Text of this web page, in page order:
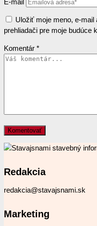
E-mail
Uložiť moje meno, e-
prehliadači pre moje budúce
Komentár *
Redakcia
redakcia@stavajsnami.sk
Marketing